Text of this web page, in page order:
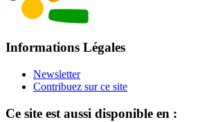
Informations Légales
Newsletter
Contribuez sur ce site
Ce site est aussi disponible en :